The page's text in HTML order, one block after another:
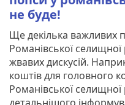
не буде!
Ще декілька важливих
Романівської
жвавих дискусій.
коштів для головного
Романівської
детальнішого